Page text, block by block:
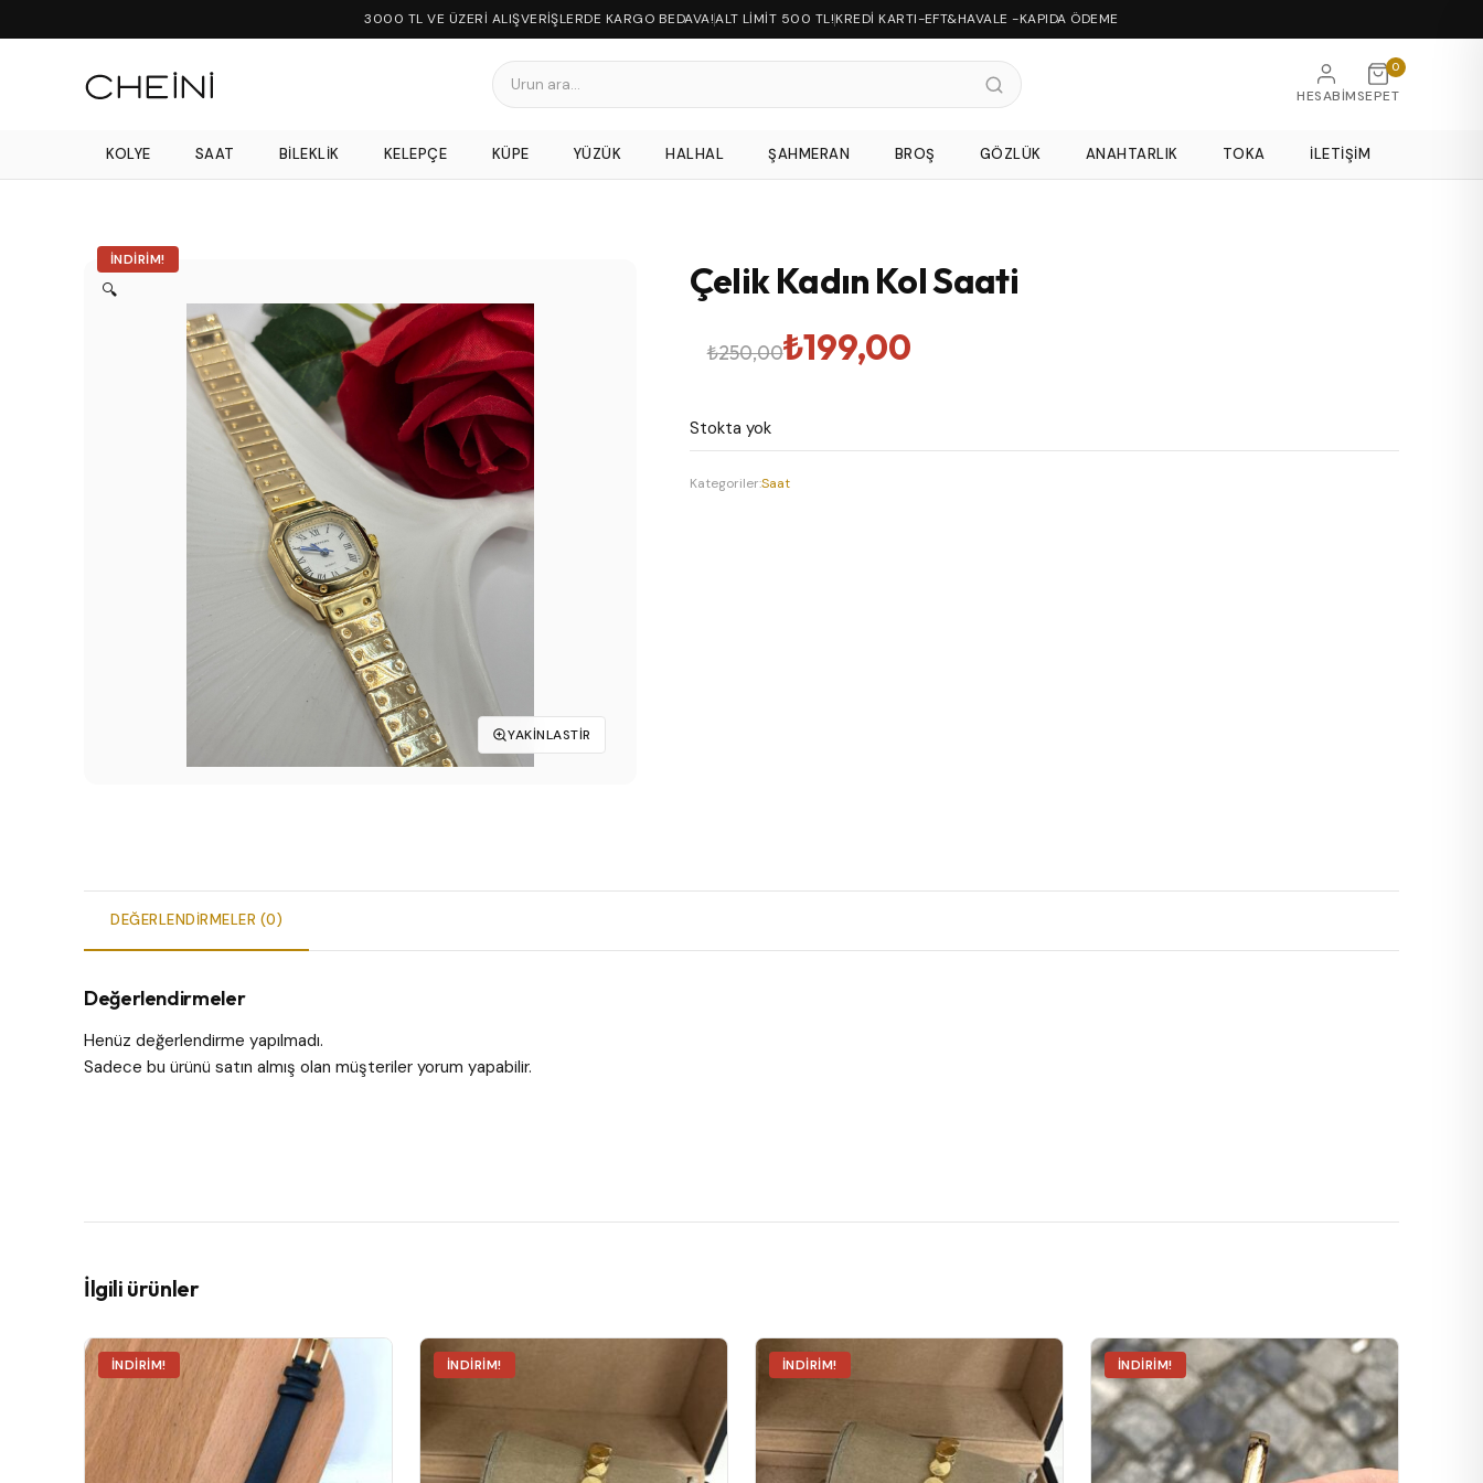
3000 TL VE ÜZERİ ALIŞVERİŞLERDE KARGO BEDAVA!ALT LİMİT 500 TL!KREDİ KARTI-EFT&HAVALE -KAPIDA ÖDEME
HESABIM
0
SEPET
KOLYE SAAT BILEKLIK KELEPÇE KÜPE YÜZÜK HALHAL ŞAHMERAN BROŞ GÖZLÜK ANAHTARLIK TOKA İLETIŞIM
İNDIRIM!
🔍
YAKINLASTIR
Çelik Kadın Kol Saati
₺250,00
Orijinal
₺250,00.
₺199,00
Şu
fiyat:
Stokta yok
Kategoriler:Saat
DEĞERLENDIRMELER (0)
Değerlendirmeler
Henüz değerlendirme yapılmadı.
Sadece bu ürünü satın almış olan müşteriler yorum yapabilir.
İlgili ürünler
İNDIRIM! İNDIRIM! İNDIRIM! İNDIRIM!